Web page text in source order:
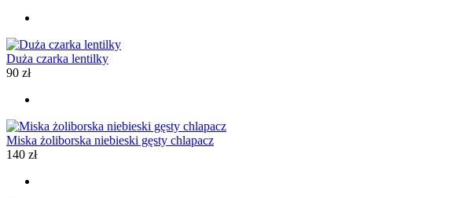
Duża czarka lentilky
90 zł
Miska żoliborska niebieski gęsty chlapacz
140 zł